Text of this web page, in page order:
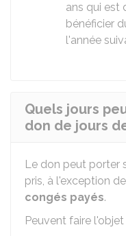
ans qui est
bénéficier
l'année
Quels jours
don de jours
Le don peut porter
pris, à l'exception
congés payés.
Peuvent faire